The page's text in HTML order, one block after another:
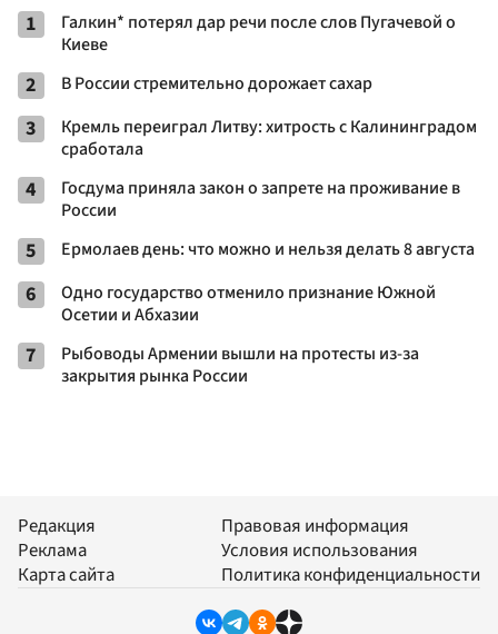
1
Галкин* потерял дар речи после слов Пугачевой о
Киеве
2 В России стремительно дорожает сахар
3
Кремль переиграл Литву: хитрость с Калининградом
сработала
4
Госдума приняла закон о запрете на проживание в
России
5 Ермолаев день: что можно и нельзя делать 8 августа
6
Одно государство отменило признание Южной
Осетии и Абхазии
7
Рыбоводы Армении вышли на протесты из-за
закрытия рынка России
Редакция
Реклама
Карта сайта
Правовая информация
Условия использования
Политика конфиденциальности